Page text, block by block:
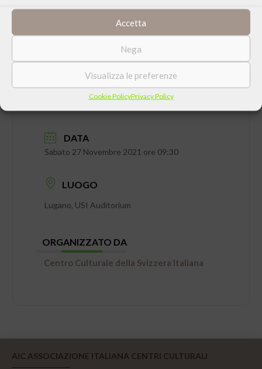
Accetta
Nega
Visualizza le preferenze
Cookie PolicyPrivacy Policy
DATA
Sabato 27 Novembre 2021 ore 09:30
LUOGO
Lugano, USI Auditorium
ORGANIZZATO DA
Centro Culturale della Svizzera Italiana
AIC ASSOCIAZIONE ITALIANA CENTRI CULTURALI